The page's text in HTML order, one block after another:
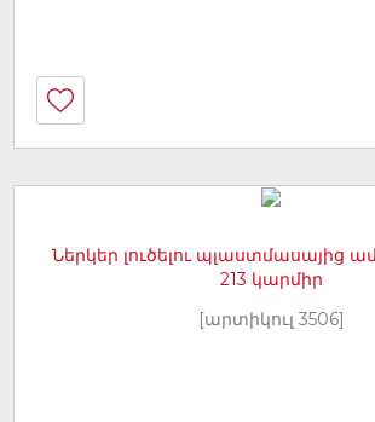
Ներկեր լուծելու պլաստմասայից
213 կարմիր
[արտիկուլ 3506]